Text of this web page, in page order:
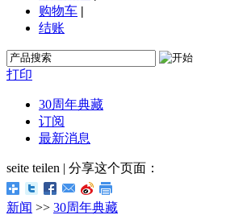
购物车 |
结账
打印
30周年典藏
订阅
最新消息
seite teilen | 分享这个页面：
新闻 >> 30周年典藏